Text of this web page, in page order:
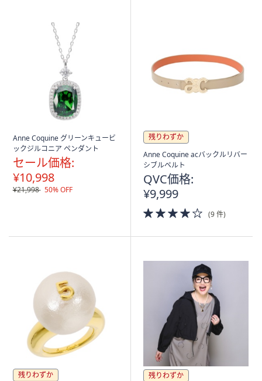
Anne Coquine グリーンキュービ
ックジルコニア ペンダント
セール価格:
¥10,998
¥21,998 50% OFF
残りわずか
Anne Coquine acバックルリバー
シブルベルト
QVC価格:
¥9,999
4.0
of
(9 件)
残りわずか
残りわずか